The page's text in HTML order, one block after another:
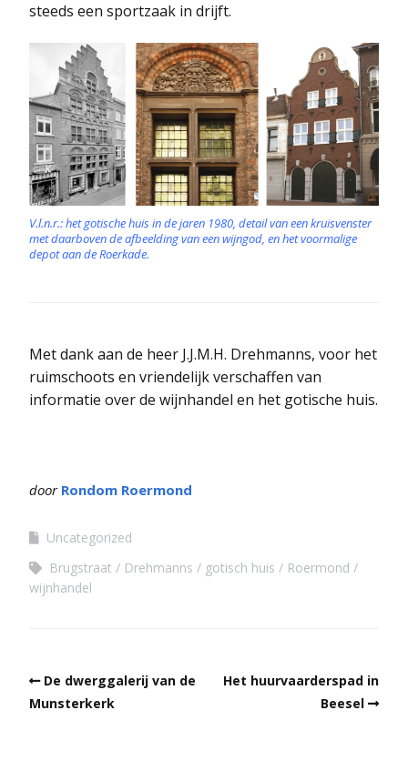
steeds een sportzaak in drijft.
V.l.n.r.: het gotische huis in de jaren 1980, detail van een kruisvenster
met daarboven de afbeelding van een wijngod, en het voormalige
depot aan de Roerkade.
Met dank aan de heer J.J.M.H. Drehmanns, voor het
ruimschoots en vriendelijk verschaffen van
informatie over de wijnhandel en het gotische huis.
door Rondom Roermond
Uncategorized
Brugstraat
Drehmanns gotisch huis
Roermond
wijnhandel
De dwerggalerij van de
Munsterkerk
Het huurvaarderspad in
Beesel